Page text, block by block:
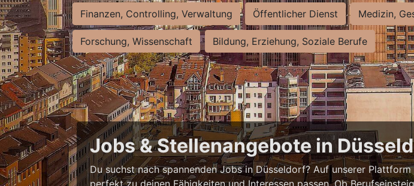
Finanzen, Controlling, Verwaltung Öffentlicher Dienst Medizin,
Forschung, Wissenschaft Bildung, Erziehung, Soziale Berufe
Jobs & Stellenangebote in
Du suchst nach spannenden Jobs in Düsseldorf? Auf unserer